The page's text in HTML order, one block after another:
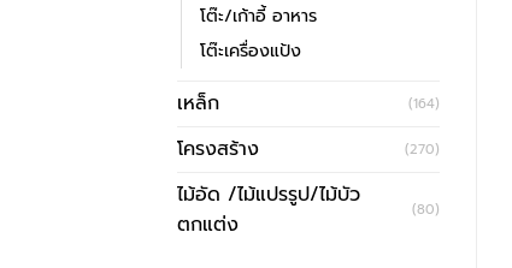
โต๊ะ/เก้าอี้ อาหาร
โต๊ะเครื่องแป้ง
เหล็ก (164)
โครงสร้าง (270)
ไม้อัด /ไม้แปรรูป/ไม้บัว
ตกแต่ง
(80)